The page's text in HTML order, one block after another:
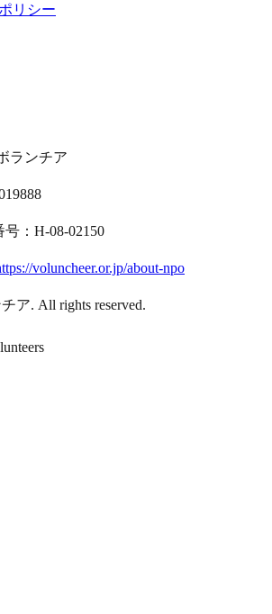
リシー
ランチア
：H-08-02150
voluncheer.or.jp/about-npo
ア. All rights reserved.